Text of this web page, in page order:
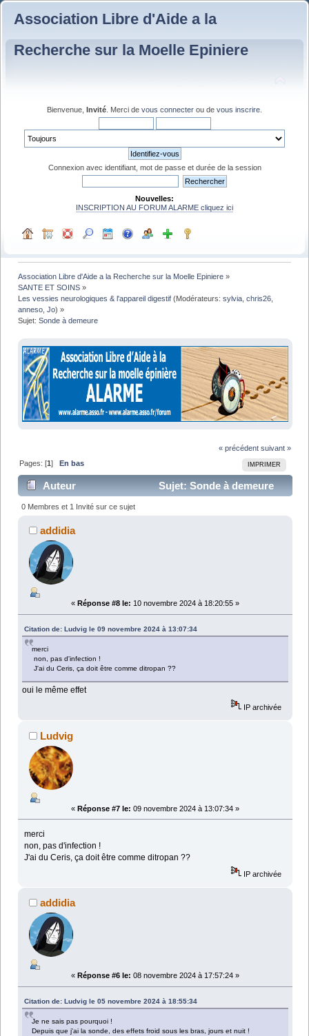
Association Libre d'Aide a la
Recherche sur la Moelle Epiniere
Bienvenue, Invité . Merci de vous connecter ou de vous inscrire
Connexion avec identifiant, mot de passe et durée de la session
Nouvelles:
INSCRIPTION AU FORUM ALARME cliquez ici
Association Libre d'Aide a la Recherche sur la Moelle Epiniere »
SANTE ET SOINS »
Les vessies neurologiques & l'appareil digestif (Modérateurs:sylvia ,chris26
anneso ,Jo) »
Sujet:Sonde à demeure
« précédent suivant »
IMPRIMER
Pages: [1] En bas
Auteur
Sujet: Sonde à demeure
(Lu 24531 fois)
0 Membres et 1 Invité sur ce sujet
addidia
« Réponse #8 le: 10 novembre 2024 à 18:20:55 »
Citation de: Ludvig le 09 novembre 2024 à 13:07:34
merci
non, pas d'infection !
J'ai du Ceris, ça doit être comme ditropan ??
oui le même effet
IP archivée
Ludvig
« Réponse #7 le: 09 novembre 2024 à 13:07:34 »
merci
non, pas d'infection !
J'ai du Ceris, ça doit être comme ditropan ??
IP archivée
addidia
« Réponse #6 le: 08 novembre 2024 à 17:57:24 »
Citation de: Ludvig le 05 novembre 2024 à 18:55:34
Je ne sais pas pourquoi !
Depuis que j'ai la sonde, des effets froid sous les bras, jours et nuit !